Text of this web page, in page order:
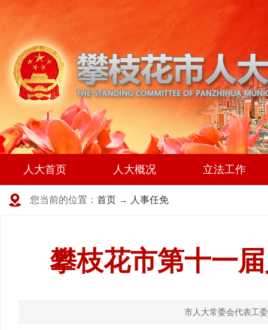
人大首页 人大概况 立法工作
您当前的位置： 首页 → 人事任免
攀枝花市第十一
市人大常委会代表工委